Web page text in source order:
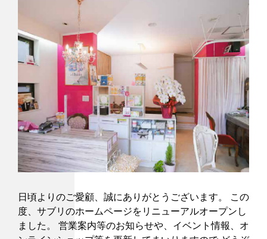
日頃よりのご愛顧、誠にありがとうございます。 この
度、サブリのホームページをリニューアルオープンし
ました。 営業案内等のお知らせや、イベント情報、オ